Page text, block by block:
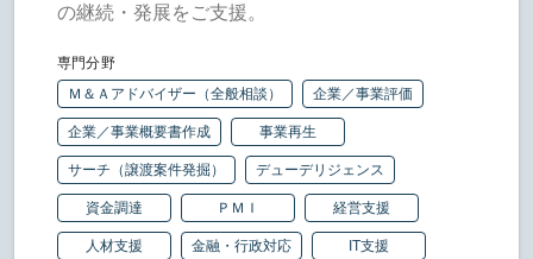
の継続・発展をご支援。
専門分野
Ｍ＆Ａアドバイザー（全般相談）
企業／事業評価
企業／事業概要書作成 事業再生
サーチ（譲渡案件発掘） デューデリジェンス
資金調達 ＰＭＩ 経営支援
人材支援 金融・行政対応 IT支援